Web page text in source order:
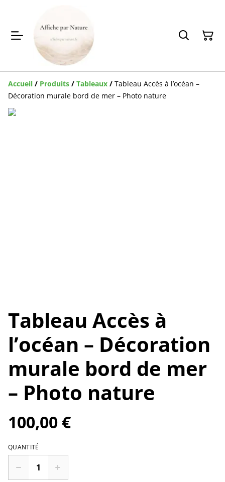
Accueil / Produits / Tableaux / Tableau Accès à l’océan –
Décoration murale bord de mer – Photo nature
Tableau Accès à
l’océan – Décoration
murale bord de mer
– Photo nature
100,00 €
QUANTITÉ